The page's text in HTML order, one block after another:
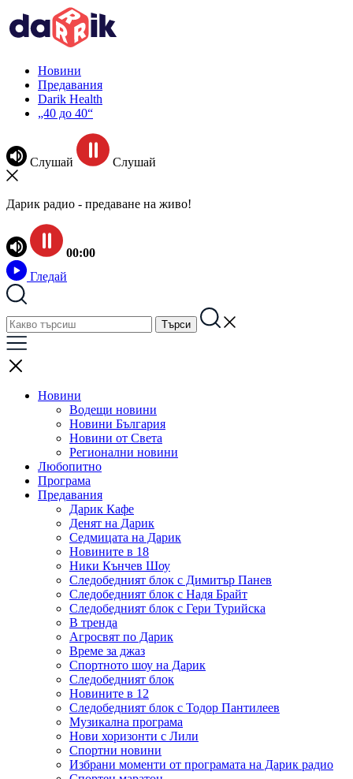
Новини
Предавания
Darik Health
„40 до 40“
Слушай Слушай
Дарик радио - предаване на живо!
00:00
Гледай
Новини
Водещи новини
Новини България
Новини от Света
Регионални новини
Любопитно
Програма
Предавания
Дарик Кафе
Денят на Дарик
Седмицата на Дарик
Новините в 18
Ники Кънчев Шоу
Следобедният блок с Димитър Панев
Следобедният блок с Надя Брайт
Следобедният блок с Гери Турийска
В тренда
Агросвят по Дарик
Време за джаз
Спортното шоу на Дарик
Следобедният блок
Новините в 12
Следобедният блок с Тодор Пантилеев
Музикална програма
Нови хоризонти с Лили
Спортни новини
Избрани моменти от програмата на Дарик радио